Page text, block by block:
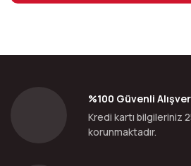
%100 Güvenli
Kredi kartı bilgileriniz
korunmaktadır.